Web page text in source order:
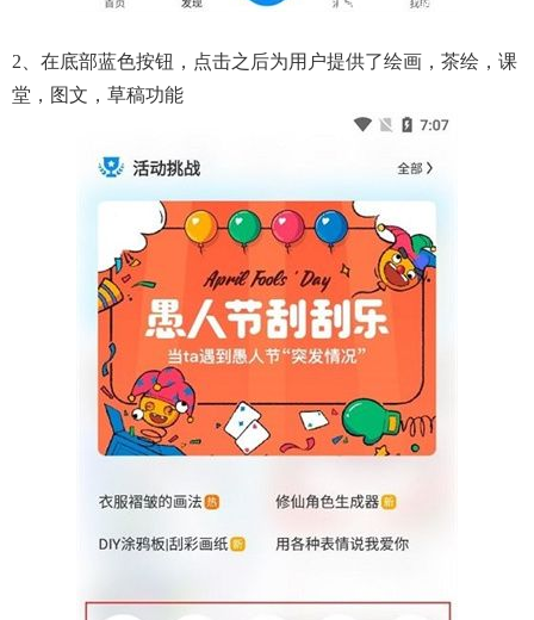
2、在底部蓝色按钮，点击之后为用户提供了绘画，茶绘，课
堂，图文，草稿功能